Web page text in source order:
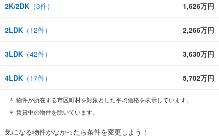
2K/2DK （3件） 1,626万円
2LDK （12件） 2,266万円
3LDK （42件） 3,630万円
4LDK （17件） 5,702万円
物件が所在する市区町村を対象とした平均価格を表示しています。
賃貸中の物件を除いています。
気になる物件がなかったら条件を変更しよう！